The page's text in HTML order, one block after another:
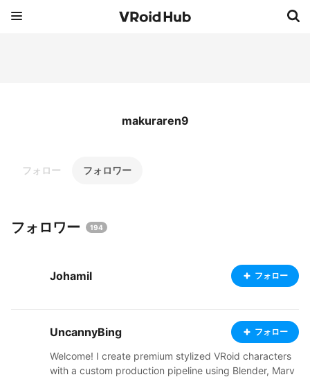
makuraren9
フォロー フォロワー
フォロワー 194
Johamil フォロー
UncannyBing フォロー
Welcome! I create premium stylized VRoid characters
with a custom production pipeline using Blender, Marv